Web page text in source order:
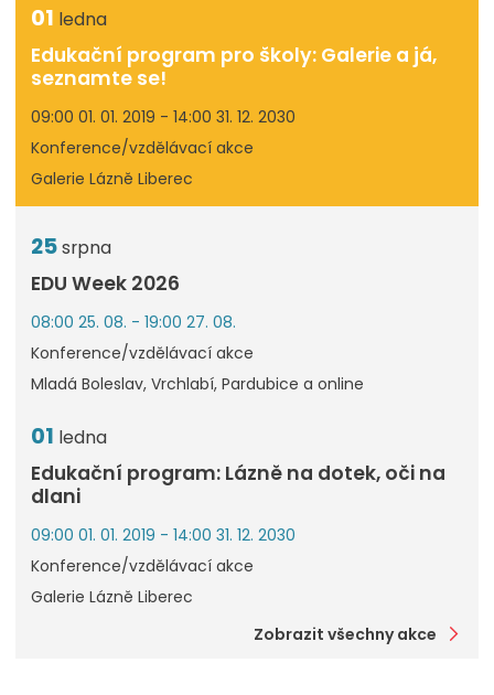
01 ledna
Edukační program pro školy: Galerie a já,
seznamte se!
09:00 01. 01. 2019 - 14:00 31. 12. 2030
Konference/vzdělávací akce
Galerie Lázně Liberec
25srpna
EDU Week 2026
08:00 25. 08. - 19:00 27. 08.
Konference/vzdělávací akce
Mladá Boleslav, Vrchlabí, Pardubice a online
01 ledna
Edukační program: Lázně na dotek, oči na
dlani
09:00 01. 01. 2019 - 14:00 31. 12. 2030
Konference/vzdělávací akce
Galerie Lázně Liberec
Zobrazit všechny akce